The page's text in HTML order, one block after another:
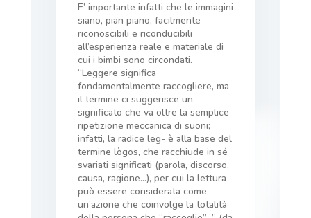
E’ importante infatti che le immagini
siano, pian piano, facilmente
riconoscibili e riconducibili
all’esperienza reale e materiale di
cui i bimbi sono circondati.
“Leggere significa
fondamentalmente raccogliere, ma
il termine ci suggerisce un
significato che va oltre la semplice
ripetizione meccanica di suoni;
infatti, la radice leg- è alla base del
termine lògos, che racchiude in sé
svariati significati (parola, discorso,
causa, ragione…), per cui la lettura
può essere considerata come
un’azione che coinvolge la totalità